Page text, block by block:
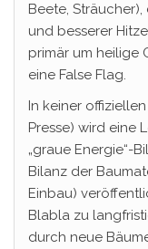
Beete,
und besserer
primär um heilige
eine False Flag.
In keiner
Presse) wird eine
„graue Energie“-
Bilanz der
Einbau)
Blabla zu
durch neue